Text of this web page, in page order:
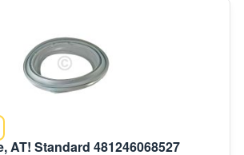
AT! Standard 481246068527